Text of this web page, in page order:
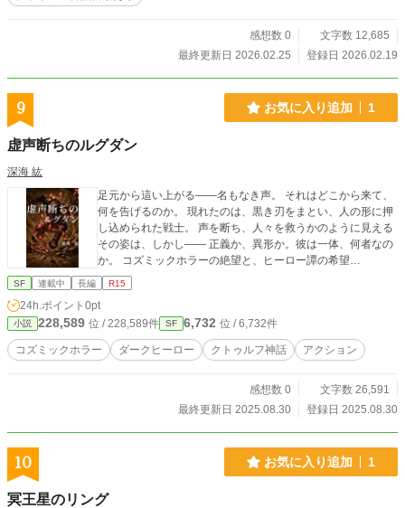
感想数 0
文字数 12,685
最終更新日 2026.02.25
登録日 2026.02.19
9 お気に入り追加 1
虚声断ちのルグダン
深海 紘
足元から這い上がる――名もなき声。 それはどこから来て、
何を告げるのか。 現れたのは、黒き刃をまとい、人の形に押
し込められた戦士。 声を断ち、人々を救うかのように見える
その姿は、しかし―― 正義か、異形か。彼は一体、何者なの
か。 コズミックホラーの絶望と、ヒーロー譚の希望…
SF 連載中 長編 R15
24h.ポイント 0pt
小説 228,589 位 / 228,589件 SF 6,732 位 / 6,732件
コズミックホラー ダークヒーロー クトゥルフ神話 アクション
感想数 0
文字数 26,591
最終更新日 2025.08.30
登録日 2025.08.30
10 お気に入り追加 1
冥王星のリング